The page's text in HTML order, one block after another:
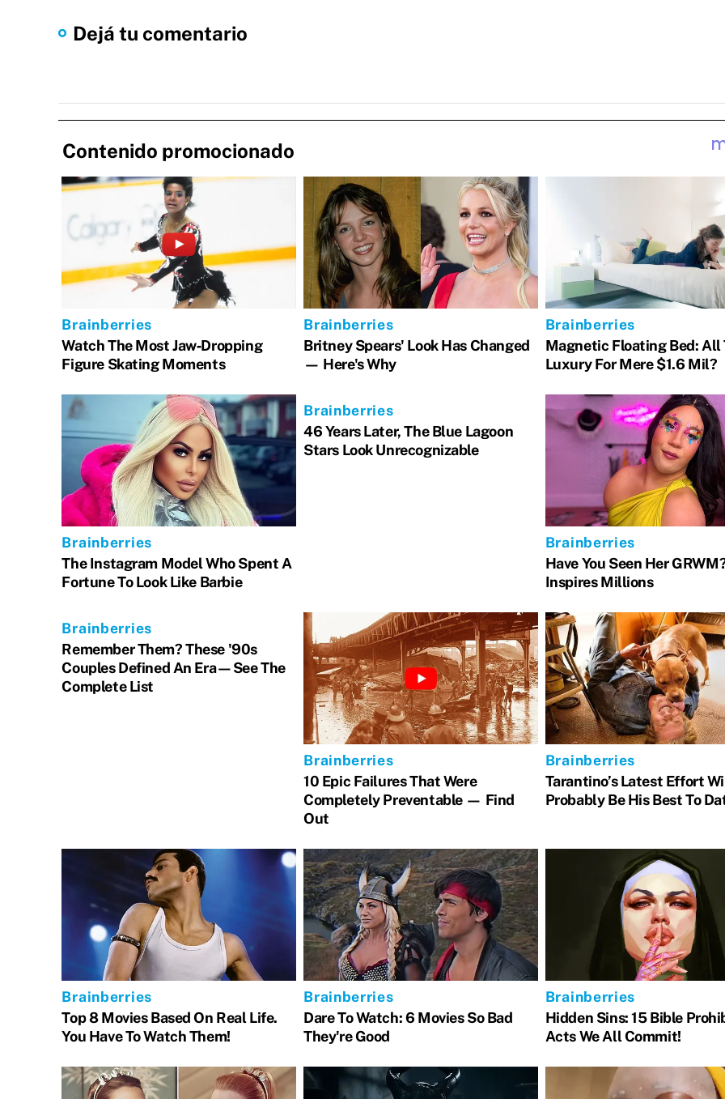
Dejá tu comentario